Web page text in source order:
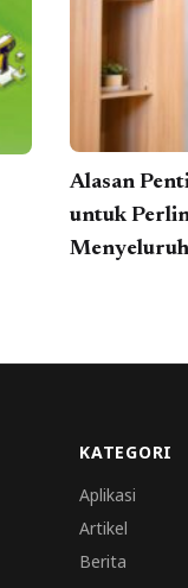
Alasan
untuk
Menyeluruh
KATEGORI
Aplikasi
Artikel
Berita